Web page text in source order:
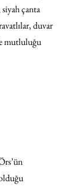
çanta
duvar
mutluluğu